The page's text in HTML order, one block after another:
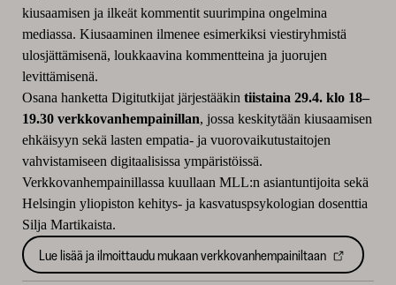
kiusaamisen ja ilkeät kommentit suurimpina ongelmina
mediassa. Kiusaaminen ilmenee esimerkiksi viestiryhmistä
ulosjättämisenä, loukkaavina kommentteina ja juorujen
levittämisenä.
Osana hanketta Digitutkijat järjestääkin tiistaina 29.4. klo 18–
19.30 verkkovanhempainillan, jossa keskitytään kiusaamisen
ehkäisyyn sekä lasten empatia- ja vuorovaikutustaitojen
vahvistamiseen digitaalisissa ympäristöissä.
Verkkovanhempainillassa kuullaan MLL:n asiantuntijoita sekä
Helsingin yliopiston kehitys- ja kasvatuspsykologian dosenttia
Silja Martikaista.
Lue lisää ja ilmoittaudu mukaan verkkovanhempainiltaan